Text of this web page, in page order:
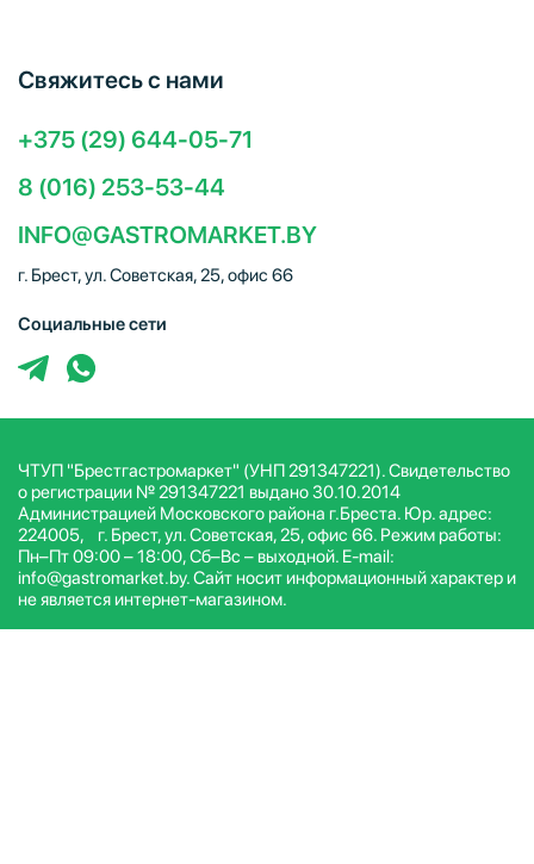
Свяжитесь с нами
+375 (29) 644-05-71
8 (016) 253-53-44
INFO@GASTROMARKET.BY
г. Брест, ул. Советская, 25, офис 66
Социальные сети
ЧТУП "Брестгастромаркет" (УНП 291347221). Свидетельство
о регистрации № 291347221 выдано 30.10.2014
Администрацией Московского района г.Бреста. Юр. адрес:
224005, г. Брест, ул. Советская, 25, офис 66. Режим работы:
Пн–Пт 09:00 – 18:00, Сб–Вс – выходной. E-mail:
info@gastromarket.by. Сайт носит информационный характер и
не является интернет-магазином.